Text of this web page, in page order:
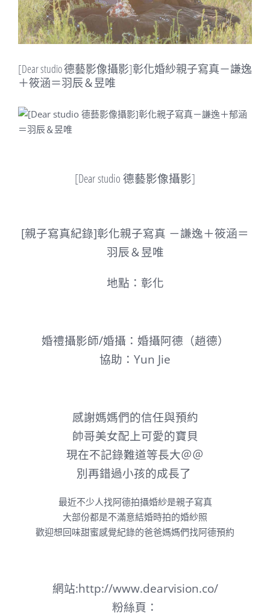
[Dear studio 德藝影像攝影]彰化婚紗親子寫真－謙逸
＋筱涵＝羽辰＆昱唯
[Dear studio 德藝影像攝影]
[親子寫真紀錄]彰化親子寫真 －謙逸＋筱涵＝
羽辰＆昱唯
地點：彰化
婚禮攝影師/婚攝：婚攝阿德（趙德）
協助：Yun Jie
感謝媽媽們的信任與預約
帥哥美女配上可愛的寶貝
現在不記錄難道等長大＠＠
別再錯過小孩的成長了
最近不少人找阿德拍攝婚紗是親子寫真
大部份都是不滿意結婚時拍的婚紗照
歡迎想回味甜蜜感覺紀錄的爸爸媽媽們找阿德預約
網站:http://www.dearvision.co/
粉絲頁：